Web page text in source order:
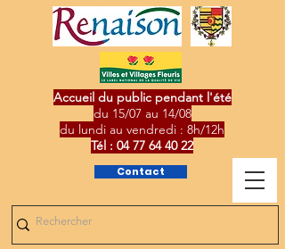
Contact
Accueil du public pendant l'été
du 15/07 au 14/08
du lundi au vendredi : 8h/12h
Tél : 04 77 64 40 22